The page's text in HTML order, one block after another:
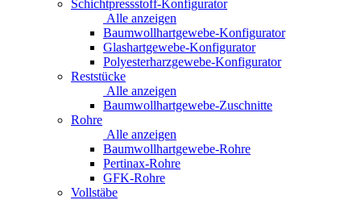
Schichtpressstoff-Konfigurator
Alle anzeigen
Baumwollhartgewebe-Konfigurator
Glashartgewebe-Konfigurator
Polyesterharzgewebe-Konfigurator
Reststücke
Alle anzeigen
Baumwollhartgewebe-Zuschnitte
Rohre
Alle anzeigen
Baumwollhartgewebe-Rohre
Pertinax-Rohre
GFK-Rohre
Vollstäbe